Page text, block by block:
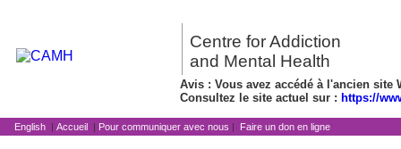
Centre for Addiction
and Mental Health
Avis : Vous avez accédé à l'ancien site
Consultez le site actuel sur : https://
English | Accueil | Pour communiquer avec nous | Faire un don en ligne